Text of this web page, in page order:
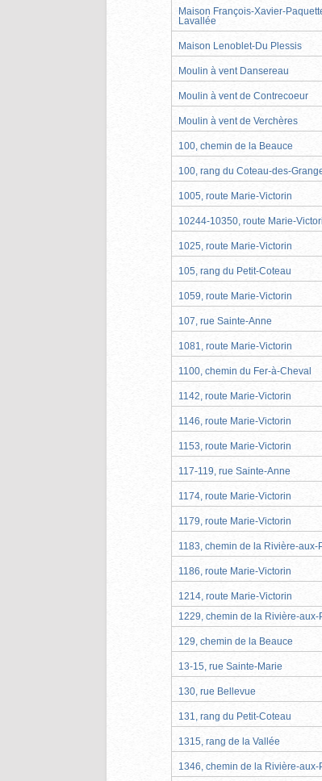
Maison François-Xavier-
Lavallée
Maison Lenoblet-Du Plessis
Moulin à vent Dansereau
Moulin à vent de Contrecoeur
Moulin à vent de Verchères
100, chemin de la Beauce
100, rang du Coteau-des-
1005, route Marie-Victorin
10244-10350, route Marie-
1025, route Marie-Victorin
105, rang du Petit-Coteau
1059, route Marie-Victorin
107, rue Sainte-Anne
1081, route Marie-Victorin
1100, chemin du Fer-à-Cheval
1142, route Marie-Victorin
1146, route Marie-Victorin
1153, route Marie-Victorin
117-119, rue Sainte-Anne
1174, route Marie-Victorin
1179, route Marie-Victorin
1183, chemin de la Rivière-aux-
1186, route Marie-Victorin
1214, route Marie-Victorin
1229, chemin de la Rivière-aux-
129, chemin de la Beauce
13-15, rue Sainte-Marie
130, rue Bellevue
131, rang du Petit-Coteau
1315, rang de la Vallée
1346, chemin de la Rivière-aux-